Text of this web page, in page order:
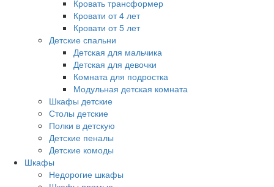
Кровать трансформер
Кровати от 4 лет
Кровати от 5 лет
Детские спальни
Детская для мальчика
Детская для девочки
Комната для подростка
Модульная детская комната
Шкафы детские
Столы детские
Полки в детскую
Детские пеналы
Детские комоды
Шкафы
Недорогие шкафы